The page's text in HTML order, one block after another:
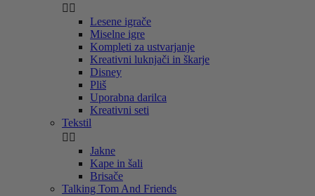
 
Lesene igrače
Miselne igre
Kompleti za ustvarjanje
Kreativni luknjači in škarje
Disney
Pliš
Uporabna darilca
Kreativni seti
Tekstil
 
Jakne
Kape in šali
Brisače
Talking Tom And Friends